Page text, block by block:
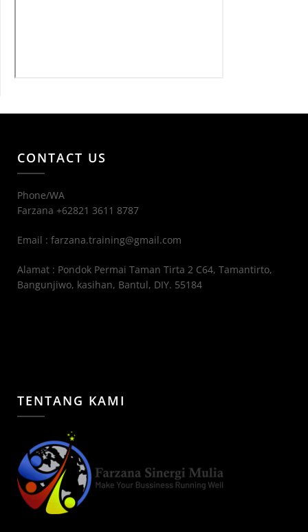
CONTACT US
Phone/WA
Farzana +62821 3611 8787
Email : farzana.training@gmail.com
Alamat : Pondok Permai Taman Tirta 2 C64, Tamantirto,
Bangunjiwo, kasihan, Bantul, DIY. 55184
TENTANG KAMI